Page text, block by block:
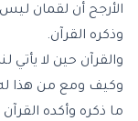
الأرجح أن لقمان
وذكره القرآن.
والقرآن حين لا
وكيف ومع من هذا
ما ذكره وأكده